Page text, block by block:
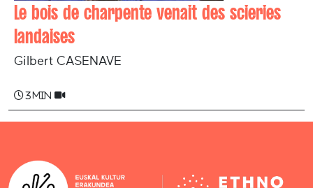
Le bois de charpente venait des scieries
landaises
Gilbert CASENAVE
3 min